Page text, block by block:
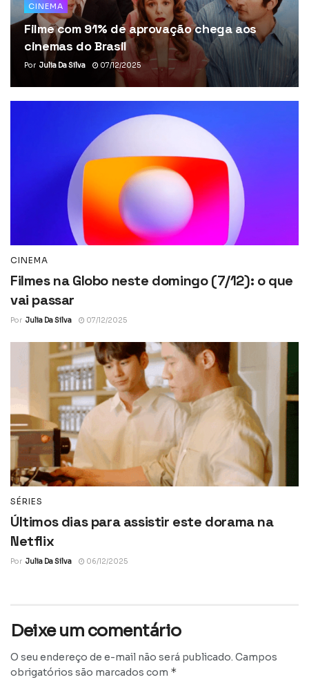
CINEMA
Filme com 91% de aprovação chega aos
cinemas do Brasil
Por Julia Da Silva 07/12/2025
CINEMA
Filmes na Globo neste domingo (7/12): o que
vai passar
Por Julia Da Silva 07/12/2025
SÉRIES
Últimos dias para assistir este dorama na
Netflix
Por Julia Da Silva 06/12/2025
Deixe um comentário
O seu endereço de e-mail não será publicado. Campos
obrigatórios são marcados com *